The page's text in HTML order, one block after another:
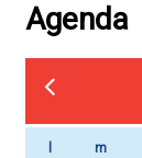
Agenda
m